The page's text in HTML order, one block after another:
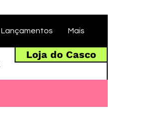
Lançamentos Mais
Loja do Casco